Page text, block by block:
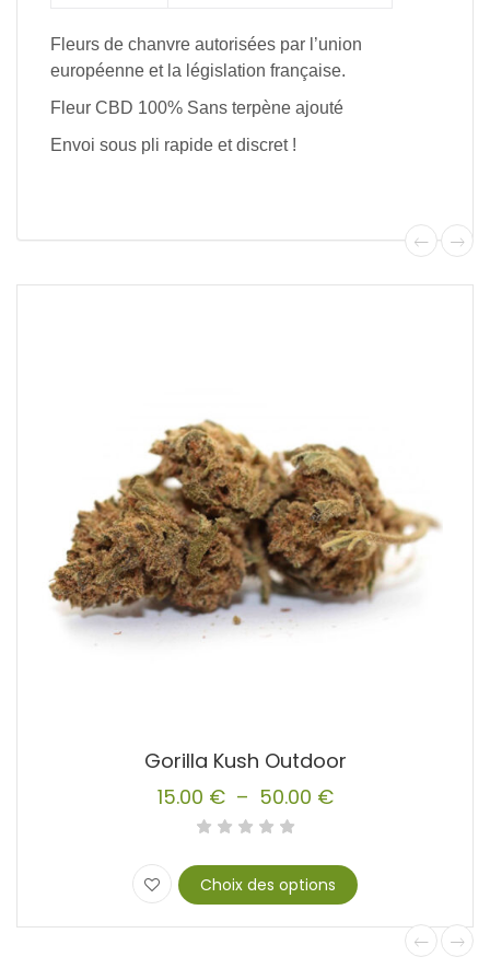
Fleurs de chanvre autorisées par l’union
européenne et la législation française.
Fleur CBD 100% Sans terpène ajouté
Envoi sous pli rapide et discret !
Gorilla Kush Outdoor
15.00 € – 50.00 €
Choix des options